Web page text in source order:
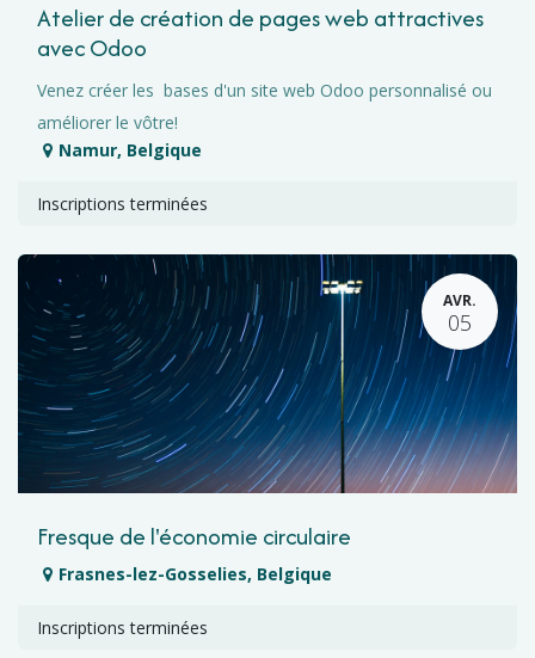
Atelier de création de pages web attractives
avec Odoo
Venez créer les bases d'un site web Odoo personnalisé ou
améliorer le vôtre!
Namur, Belgique
Inscriptions terminées
AVR.
05
Fresque de l'économie circulaire
Frasnes-lez-Gosselies, Belgique
Inscriptions terminées